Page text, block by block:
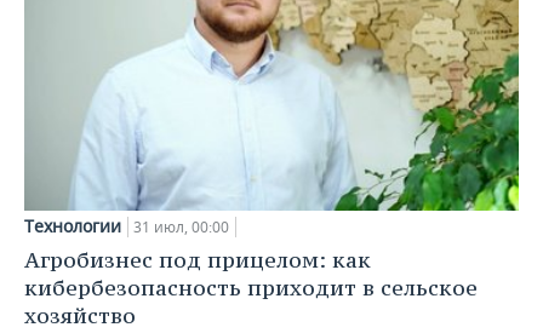
Технологии 31 июл, 00:00
Агробизнес под прицелом: как
кибербезопасность приходит в сельское
хозяйство